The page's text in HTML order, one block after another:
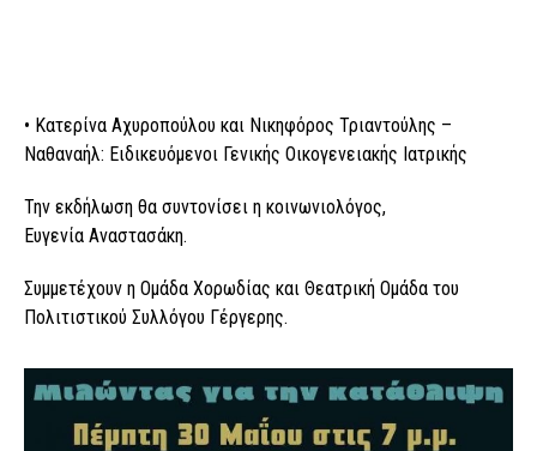
• Κατερίνα Αχυροπούλου και Νικηφόρος Τριαντούλης –
Ναθαναήλ: Ειδικευόμενοι Γενικής Οικογενειακής Ιατρικής
Την εκδήλωση θα συντονίσει η κοινωνιολόγος,
Ευγενία Αναστασάκη.
Συμμετέχουν η Ομάδα Χορωδίας και Θεατρική Ομάδα του
Πολιτιστικού Συλλόγου Γέργερης.